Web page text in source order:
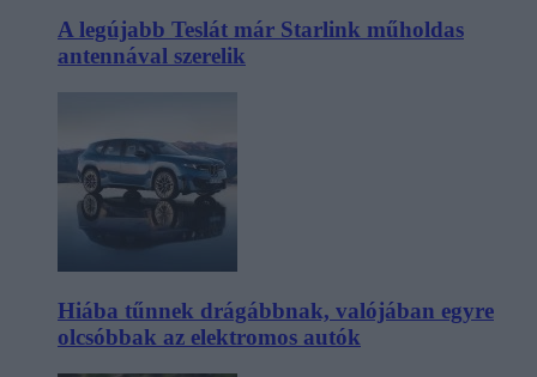
A legújabb Teslát már Starlink műholdas
antennával szerelik
Hiába tűnnek drágábbnak, valójában egyre
olcsóbbak az elektromos autók